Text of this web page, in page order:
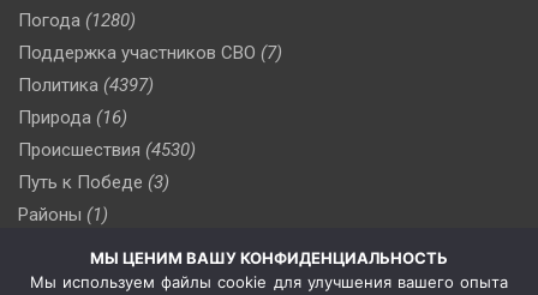
Погода (1280)
Поддержка участников СВО (7)
Политика (4397)
Природа (16)
Происшествия (4530)
Путь к Победе (3)
Районы (1)
(510)
Сельское хозяйство (3)
МЫ ЦЕНИМ ВАШУ КОНФИДЕНЦИАЛЬНОСТЬ
Мы используем файлы cookie для улучшения вашего опыта